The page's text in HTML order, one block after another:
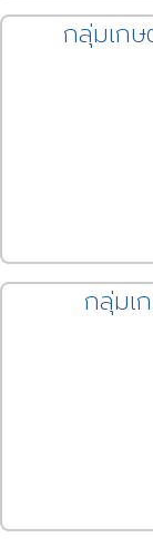
กลุ่มเก
กลุ่มเ